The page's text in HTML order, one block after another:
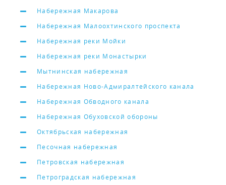
Набережная Макарова
Набережная Малоохтинского проспекта
Набережная реки Мойки
Набережная реки Монастырки
Мытнинская набережная
Набережная Ново-Адмиралтейского канала
Набережная Обводного канала
Набережная Обуховской обороны
Октябрьская набережная
Песочная набережная
Петровская набережная
Петроградская набережная